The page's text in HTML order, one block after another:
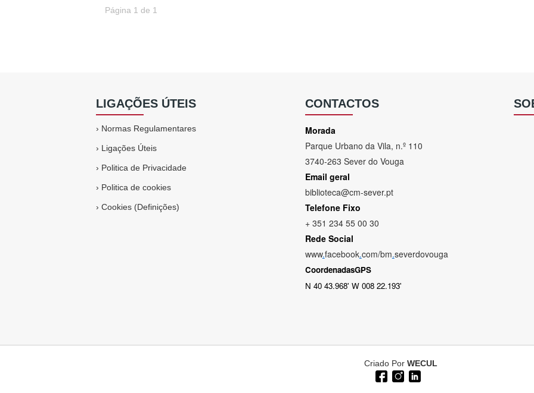
Página 1 de 1
LIGAÇÕES ÚTEIS
› Normas Regulamentares
› Ligações Úteis
› Politica de Privacidade
› Politica de cookies
›Cookies (Definições)
CONTACTOS
Morada
Parque Urbano da Vila, n.º 110
3740-263 Sever do Vouga
Email geral
biblioteca@cm-sever.pt
Telefone Fixo
+ 351 234 55 00 30
Rede Social
www.facebook.com/bm.severdovouga
CoordenadasGPS
N 40 43.968' W 008 22.193'
Criado Por WECUL